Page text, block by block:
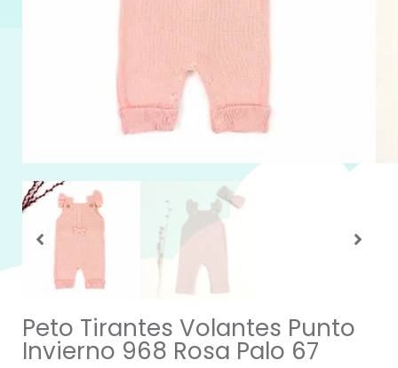
Peto Tirantes Volantes Punto
Invierno 968 Rosa Palo 67